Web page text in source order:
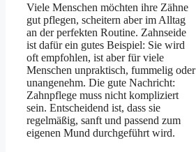
Viele Menschen möchten ihre Zähne
gut pflegen, scheitern aber im Alltag
an der perfekten Routine. Zahnseide
ist dafür ein gutes Beispiel: Sie wird
oft empfohlen, ist aber für viele
Menschen unpraktisch, fummelig oder
unangenehm. Die gute Nachricht:
Zahnpflege muss nicht kompliziert
sein. Entscheidend ist, dass sie
regelmäßig, sanft und passend zum
eigenen Mund durchgeführt wird.